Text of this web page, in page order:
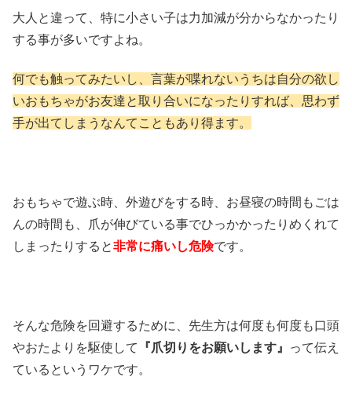
大人と違って、特に小さい子は力加減が分からなかったり
する事が多いですよね。
何でも触ってみたいし、言葉が喋れないうちは自分の欲し
いおもちゃがお友達と取り合いになったりすれば、思わず
手が出てしまうなんてこともあり得ます。
おもちゃで遊ぶ時、外遊びをする時、お昼寝の時間もごは
んの時間も、爪が伸びている事でひっかかったりめくれて
しまったりすると非常に痛いし危険です。
そんな危険を回避するために、先生方は何度も何度も口頭
やおたよりを駆使して
『爪切りをお願いします』
って伝え
ているというワケです。